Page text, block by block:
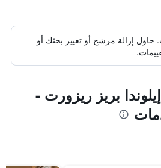
حاول إزالة مرشح أو تغيير بحثك أو
بريز ريزورت -